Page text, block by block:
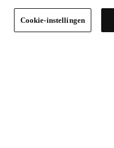
Cookie-instellingen